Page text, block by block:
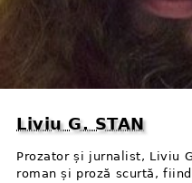
Liviu G. STAN
Prozator și jurnalist, Liviu
roman și proză scurtă,